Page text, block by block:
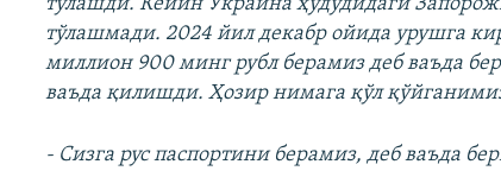
Auto 240p
720p
тўлашмади. 2024 йил декабр ойида урушга
миллион 900 минг рубл берамиз деб ваъда
ваъда қилишди. Ҳозир нимага қўл
- Сизга рус паспортини берамиз, деб ваъда